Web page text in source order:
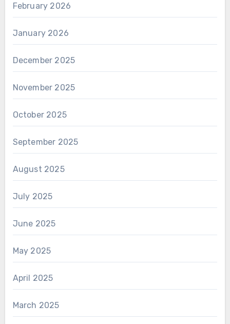
February 2026
January 2026
December 2025
November 2025
October 2025
September 2025
August 2025
July 2025
June 2025
May 2025
April 2025
March 2025